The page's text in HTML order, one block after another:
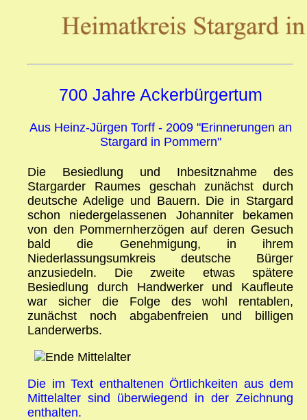
700 Jahre Ackerbürgertum
Aus Heinz-Jürgen Torff - 2009 "Erinnerungen an
Stargard in Pommern"
Die Besiedlung und Inbesitznahme des
Stargarder Raumes geschah zunächst durch
deutsche Adelige und Bauern. Die in Stargard
schon niedergelassenen Johanniter bekamen
von den Pommernherzögen auf deren Gesuch
bald die Genehmigung, in ihrem
Niederlassungsumkreis deutsche Bürger
anzusiedeln. Die zweite etwas spätere
Besiedlung durch Handwerker und Kaufleute
war sicher die Folge des wohl rentablen,
zunächst noch abgabenfreien und billigen
Landerwerbs.
Die im Text enthaltenen Örtlichkeiten aus dem
Mittelalter sind überwiegend in der Zeichnung
enthalten.